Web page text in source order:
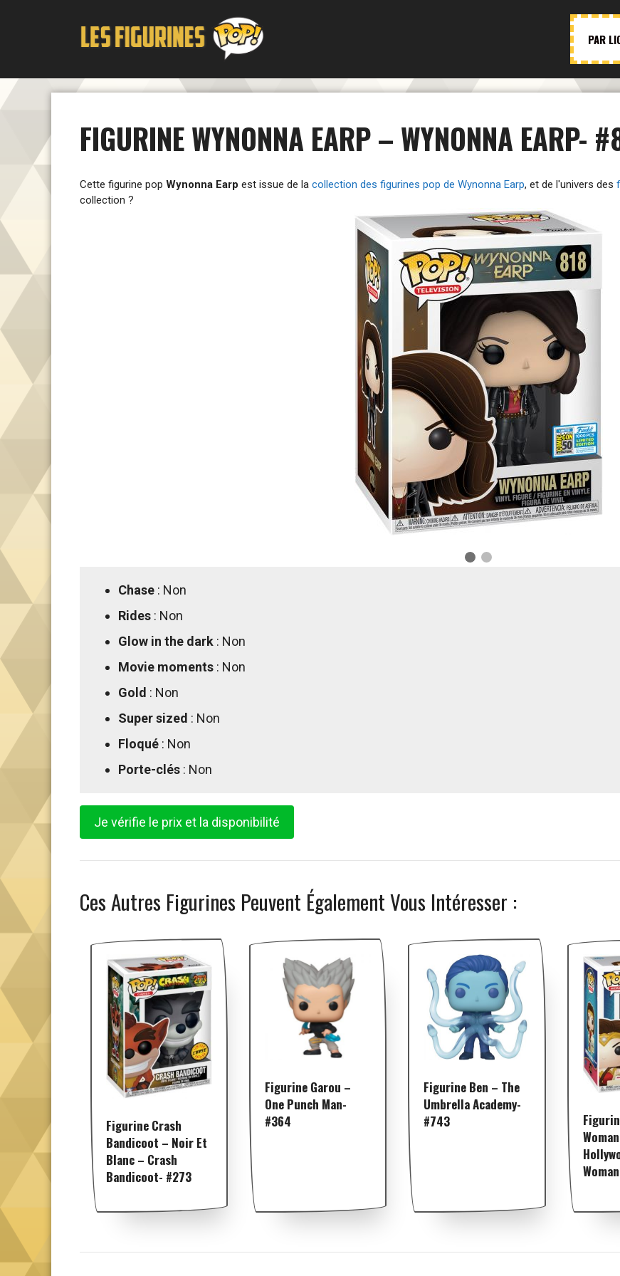
PAR
FIGURINE WYNONNA EARP – WYNONNA EARP-
Cette figurine pop Wynonna Earp est issue de la collection des figurines pop de Wynonna Earp, et de l'univers des
collection ?
Chase : Non
Rides : Non
Glow in the dark : Non
Movie moments : Non
Gold : Non
Super sized : Non
Floqué : Non
Porte-clés : Non
Je vérifie le prix et la disponibilité
Ces Autres Figurines Peuvent Également Vous Intéresser :
Figurine Crash
Bandicoot – Noir Et
Blanc – Crash
Bandicoot- #273
Figurine Garou –
One Punch Man-
#364
Figurine Ben – The
Umbrella Academy-
#743